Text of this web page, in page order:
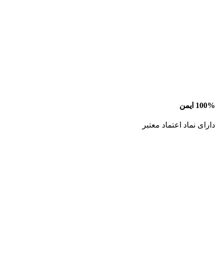
100% ایمن
دارای نماد اعتماد معتبر